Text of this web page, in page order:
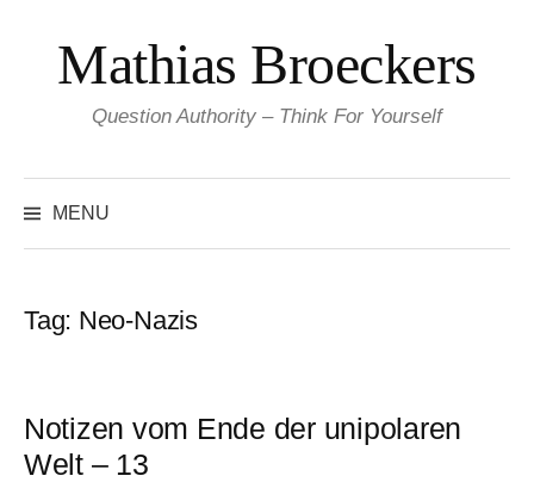
content
Mathias Broeckers
Question Authority – Think For Yourself
MENU
Tag: Neo-Nazis
Notizen vom Ende der unipolaren
Welt – 13